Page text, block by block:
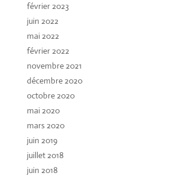
février 2023
juin 2022
mai 2022
février 2022
novembre 2021
décembre 2020
octobre 2020
mai 2020
mars 2020
juin 2019
juillet 2018
juin 2018